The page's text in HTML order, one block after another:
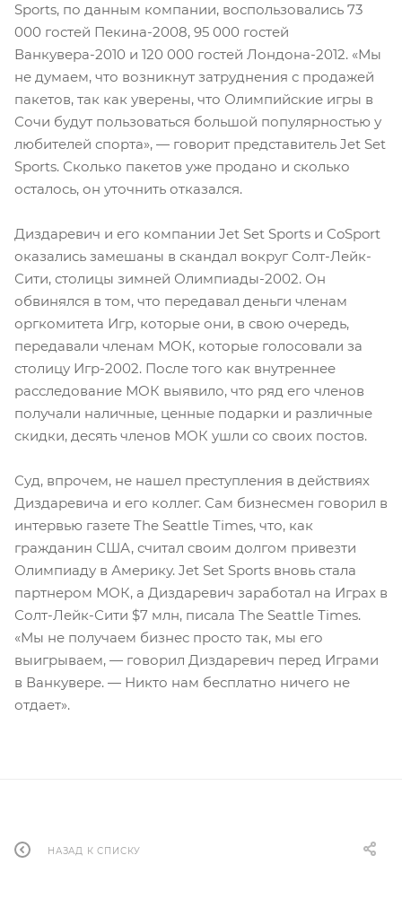
Sports, по данным компании, воспользовались 73
000 гостей Пекина-2008, 95 000 гостей
Ванкувера-2010 и 120 000 гостей Лондона-2012. «Мы
не думаем, что возникнут затруднения с продажей
пакетов, так как уверены, что Олимпийские игры в
Сочи будут пользоваться большой популярностью у
любителей спорта», — говорит представитель Jet Set
Sports. Сколько пакетов уже продано и сколько
осталось, он уточнить отказался.
Диздаревич и его компании Jet Set Sports и CoSport
оказались замешаны в скандал вокруг Солт-Лейк-
Сити, столицы зимней Олимпиады-2002. Он
обвинялся в том, что передавал деньги членам
оргкомитета Игр, которые они, в свою очередь,
передавали членам МОК, которые голосовали за
столицу Игр-2002. После того как внутреннее
расследование МОК выявило, что ряд его членов
получали наличные, ценные подарки и различные
скидки, десять членов МОК ушли со своих постов.
Суд, впрочем, не нашел преступления в действиях
Диздаревича и его коллег. Сам бизнесмен говорил в
интервью газете The Seattle Times, что, как
гражданин США, считал своим долгом привезти
Олимпиаду в Америку. Jet Set Sports вновь стала
партнером МОК, а Диздаревич заработал на Играх в
Солт-Лейк-Сити $7 млн, писала The Seattle Times.
«Мы не получаем бизнес просто так, мы его
выигрываем, — говорил Диздаревич перед Играми
в Ванкувере. — Никто нам бесплатно ничего не
отдает».
НАЗАД К СПИСКУ